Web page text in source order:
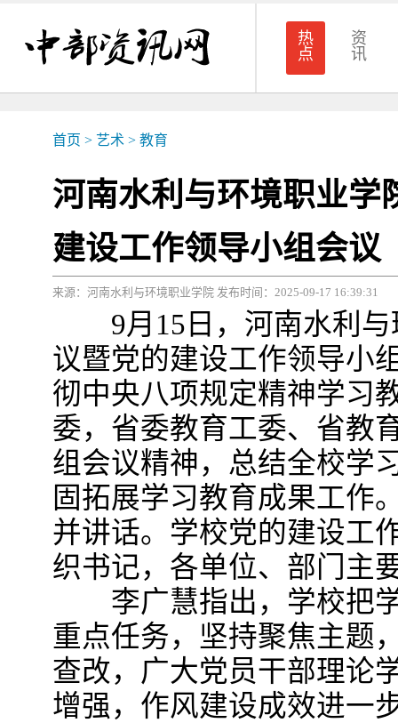
热
点
资
讯
首页 > 艺术 > 教育
河南水利与环境职业学
建设工作领导小组会议
来源：河南水利与环境职业学院 发布时间：2025-09-17 16:39:31
9月15日，河南水利与
议暨党的建设工作领导小
彻中央八项规定精神学习
委，省委教育工委、省教
组会议精神，总结全校学
固拓展学习教育成果工作
并讲话。学校党的建设工
织书记，各单位、部门主
李广慧指出，学校把学
重点任务，坚持聚焦主题
查改，广大党员干部理论
增强，作风建设成效进一